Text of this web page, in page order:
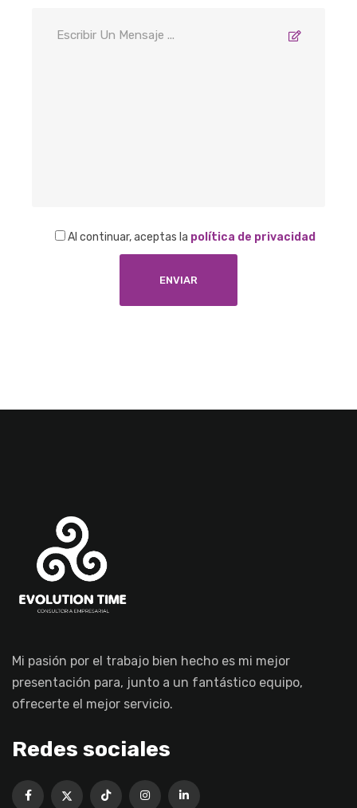
Al continuar, aceptas la política de privacidad
Mi pasión por el trabajo bien hecho es mi mejor
presentación para, junto a un fantástico equipo,
ofrecerte el mejor servicio.
Redes sociales